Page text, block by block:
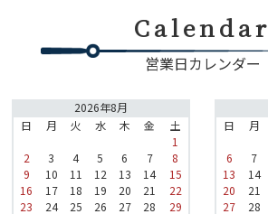
Calendar
営業日カレンダー
2026年8月
日
月 火 水 木 金
土
1
2
3 4 5 6 7
8
9
10 11 12 13 14
15
16
17 18 19 20 21
22
23
24 25 26 27 28
29
日
月
6
7
13
14
20
21
27
28